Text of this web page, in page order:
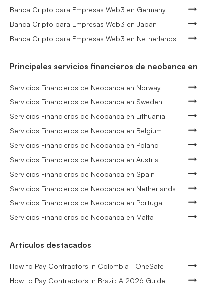
Banca Cripto para Empresas Web3 en Germany
Banca Cripto para Empresas Web3 en Japan
Banca Cripto para Empresas Web3 en Netherlands
Principales servicios financieros de neobanca en
Servicios Financieros de Neobanca en Norway
Servicios Financieros de Neobanca en Sweden
Servicios Financieros de Neobanca en Lithuania
Servicios Financieros de Neobanca en Belgium
Servicios Financieros de Neobanca en Poland
Servicios Financieros de Neobanca en Austria
Servicios Financieros de Neobanca en Spain
Servicios Financieros de Neobanca en Netherlands
Servicios Financieros de Neobanca en Portugal
Servicios Financieros de Neobanca en Malta
Artículos destacados
How to Pay Contractors in Colombia | OneSafe
How to Pay Contractors in Brazil: A 2026 Guide